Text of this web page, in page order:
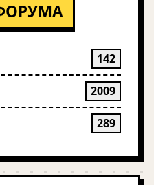
142
2009
289